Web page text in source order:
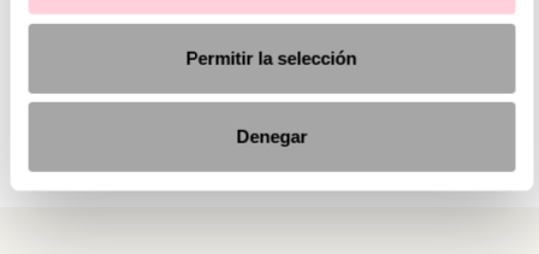
Permitir la selección
Denegar